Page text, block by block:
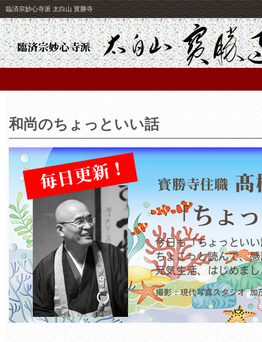
臨済宗妙心寺派 太白山 寳勝寺
和尚のちょっといい話